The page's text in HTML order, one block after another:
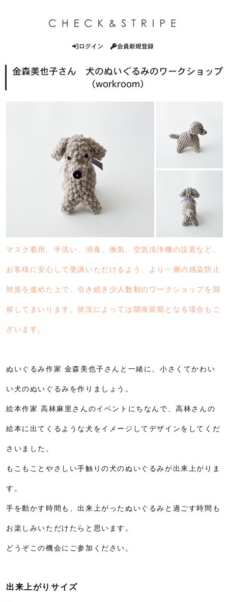
ログイン 会員新規登録
金森美也子さん 犬のぬいぐるみのワークショップ
（workroom）
マスク着用、手洗い、消毒、換気、空気清浄機の設置など、
お客様に安心して受講いただけるよう、より一層の感染防止
対策を進めた上で、引き続き少人数制のワークショップを開
催してまいります。状況によっては開催延期となる場合もご
ざいます。
ぬいぐるみ作家 金森美也子さんと一緒に、小さくてかわい
い犬のぬいぐるみを作りましょう。
絵本作家 高林麻里さんのイベントにちなんで、高林さんの
絵本に出てくるような犬をイメージしてデザインをしてくだ
さいました。
もこもことやさしい手触りの犬のぬいぐるみが出来上がりま
す。
手を動かす時間も、出来上がったぬいぐるみと過ごす時間も
お楽しみいただけたらと思います。
どうぞこの機会にご参加ください。
出来上がりサイズ